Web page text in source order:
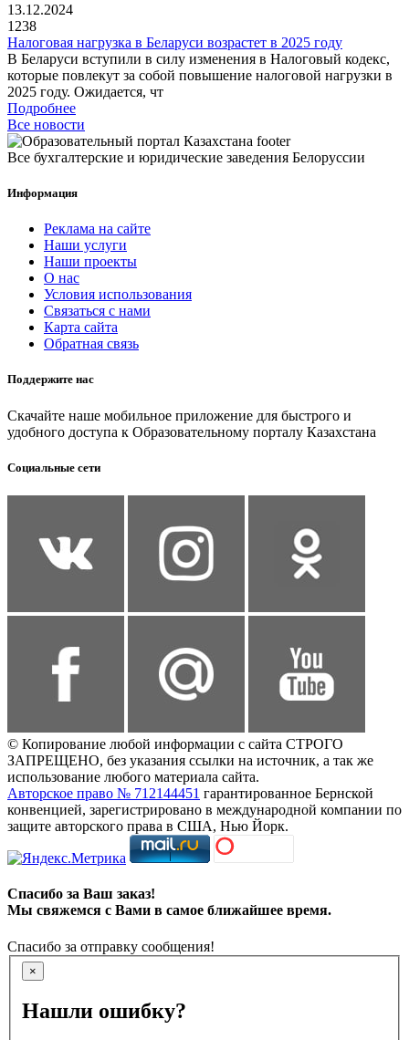
13.12.2024
1238
Налоговая нагрузка в Беларуси возрастет в 2025 году
В Беларуси вступили в силу изменения в Налоговый кодекс,
которые повлекут за собой повышение налоговой нагрузки в
2025 году. Ожидается, чт
Подробнее
Все новости
Все бухгалтерские и юридические заведения Белоруссии
Информация
Реклама на сайте
Наши услуги
Наши проекты
О нас
Условия использования
Связаться с нами
Карта сайта
Обратная связь
Поддержите нас
Скачайте наше мобильное приложение для быстрого и
удобного доступа к Образовательному порталу Казахстана
Социальные сети
© Копирование любой информации с сайта СТРОГО
ЗАПРЕЩЕНО, без указания ссылки на источник, а так же
использование любого материала сайта.
Авторское право № 712144451 гарантированное Бернской
конвенцией, зарегистрировано в международной компании по
защите авторского права в США, Нью Йорк.
Спасибо за Ваш заказ!
Мы свяжемся с Вами в самое ближайшее время.
Спасибо за отправку сообщения!
×
Нашли ошибку?